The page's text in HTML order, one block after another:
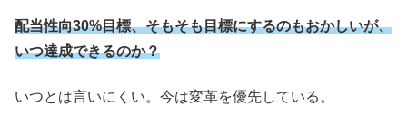
配当性向30%目標、そもそも目標にするのもおかしいが、
いつ達成できるのか？
いつとは言いにくい。今は変革を優先している。